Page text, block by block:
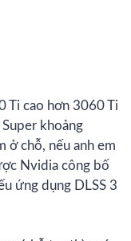
Ti cao hơn 3060 Ti
khoảng
ở chỗ, nếu anh em
Nvidia công bố
ứng dụng DLSS 3